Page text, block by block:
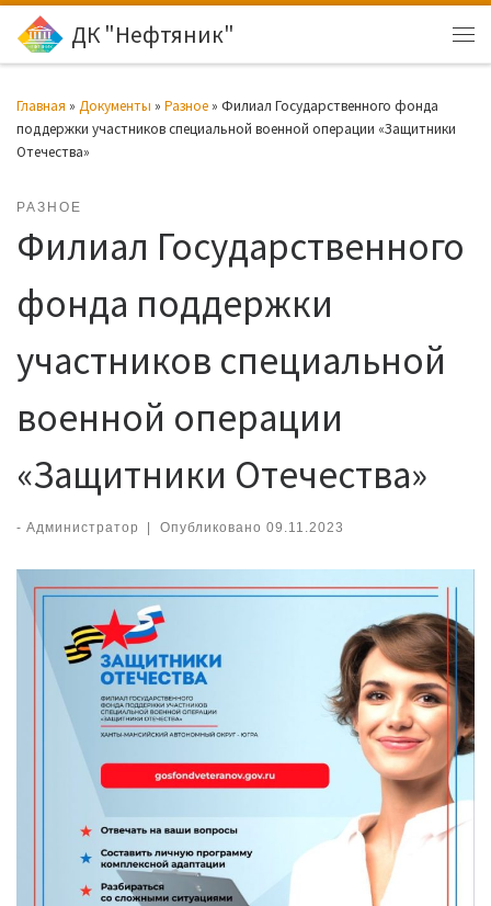
Перейти к содержимому
ДК "Нефтяник"
Главная » Документы » Разное » Филиал Государственного фонда
поддержки участников специальной военной операции «Защитники
Отечества»
РАЗНОЕ
Филиал Государственного
фонда поддержки
участников специальной
военной операции
«Защитники Отечества»
- Администратор Опубликовано 09.11.2023